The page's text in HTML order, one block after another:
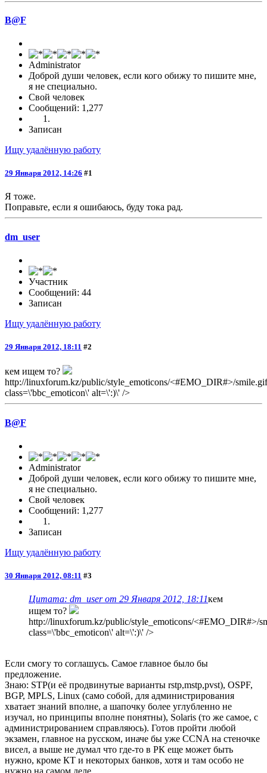
B@F
Administrator
Доброй души человек, если кого обижу то пишите мне,
я не специально.
Свой человек
Сообщений: 1,277
Записан
Ищу удалённую работу
29 Января 2012, 14:26 #1
Я тоже.
Поправьте, если я ошибаюсь, буду тока рад.
dm_user
Участник
Сообщений: 44
Записан
Ищу удалённую работу
29 Января 2012, 18:11 #2
кем ищем то?
http://linuxforum.kz/public/style_emoticons/<#EMO_DIR#>/
class=\'bbc_emoticon\' alt=\':)\' />
B@F
Administrator
Доброй души человек, если кого обижу то пишите мне,
я не специально.
Свой человек
Сообщений: 1,277
Записан
Ищу удалённую работу
30 Января 2012, 08:11 #3
Цитата: dm_user от 29 Января 2012, 18:11кем
ищем то?
http://linuxforum.kz/public/style_emoticons/<#EMO_DIR#>/
class=\'bbc_emoticon\' alt=\':)\' />
Если смогу то соглашусь. Самое главное было бы
предложение.
Знаю: STP(и её продвинутые варианты rstp,mstp,pvst), OSPF,
BGP, MPLS, Linux (само собой, для администрирования
хватает знаний вполне, а шапочку более углубленно не
изучал, но принципы вполне понятны), Solaris (то же самое, с
администрированием справляюсь). Готов пройти любой
экзамен, главное на русском, иначе бы уже CCNA на стеночке
висел, а выше не думал что где-то в РК еще может быть
нужно, кроме КТ и некоторых банков, хотя и там особо не